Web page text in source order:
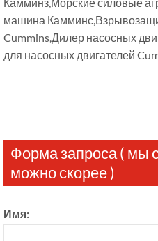
машина
Cummins,Дилер насосных
для насосных двигателей
Форма запроса ( мы
можно скорее )
Имя: